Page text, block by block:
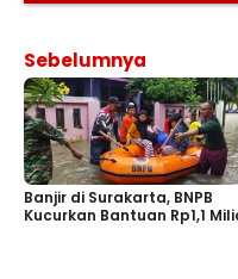
Sebelumnya
Banjir di Surakarta, BNPB
Kucurkan Bantuan Rp1,1